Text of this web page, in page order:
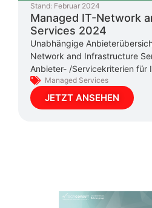
Stand: Februar 2024
Managed IT-Network
Services 2024
Unabhängige
Network and Infrastructure
Anbieter- /Servicekriterien für
Managed Services
JETZT ANSEHEN